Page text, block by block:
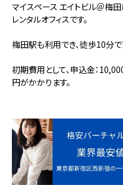
マイスペース エイトビル＠梅
レンタルオフィスです。
梅田駅も利用でき、徒歩10分で
初期費用として、申込金：
円がかかります。